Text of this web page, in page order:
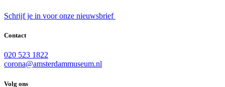
Schrijf je in voor onze nieuwsbrief
Contact
020 523 1822
corona@amsterdammuseum.nl
Volg ons